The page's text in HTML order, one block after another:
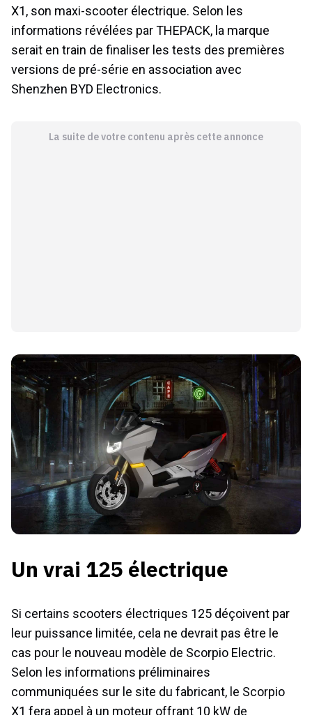
X1, son maxi-scooter électrique. Selon les
informations révélées par THEPACK, la marque
serait en train de finaliser les tests des premières
versions de pré-série en association avec
Shenzhen BYD Electronics.
La suite de votre contenu après cette annonce
Un vrai 125 électrique
Si certains scooters électriques 125 déçoivent par
leur puissance limitée, cela ne devrait pas être le
cas pour le nouveau modèle de Scorpio Electric.
Selon les informations préliminaires
communiquées sur le site du fabricant, le Scorpio
X1 fera appel à un moteur offrant 10 kW de